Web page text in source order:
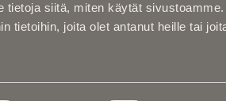
tietoja siitä, miten käytät sivustoamme.
tietoihin, joita olet antanut heille tai